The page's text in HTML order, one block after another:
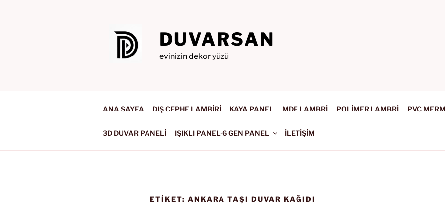
DUVARSAN
evinizin dekor yüzü
ANA SAYFA DIŞ CEPHE LAMBİRİ KAYA PANEL MDF LAMBRİ POLİMER LAMBRİ PVC
3D DUVAR PANELİ IŞIKLI PANEL-6 GEN PANEL İLETİŞİM
ETIKET: ANKARA TAŞI DUVAR KAĞIDI